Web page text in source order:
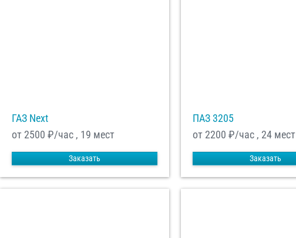
ГАЗ Next
от 2500 ₽/час , 19 мест
Заказать
ПАЗ 3205
от 2200 ₽/час , 24 мест
Заказать